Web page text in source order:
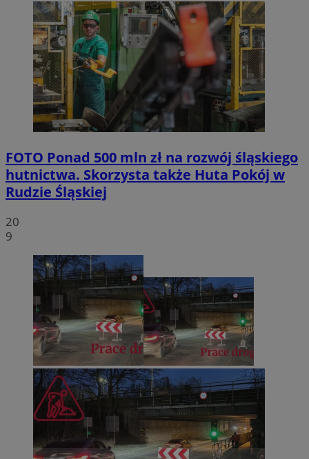
FOTO Ponad 500 mln zł na rozwój śląskiego
hutnictwa. Skorzysta także Huta Pokój w
Rudzie Śląskiej
20
9